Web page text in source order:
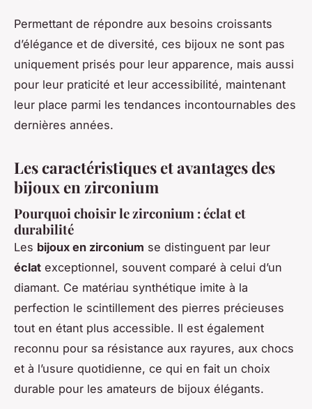
Permettant de répondre aux besoins croissants
d’élégance et de diversité, ces bijoux ne sont pas
uniquement prisés pour leur apparence, mais aussi
pour leur praticité et leur accessibilité, maintenant
leur place parmi les tendances incontournables des
dernières années.
Les caractéristiques et avantages des
bijoux en zirconium
Pourquoi choisir le zirconium : éclat et
durabilité
Les bijoux en zirconium se distinguent par leur
éclat exceptionnel, souvent comparé à celui d’un
diamant. Ce matériau synthétique imite à la
perfection le scintillement des pierres précieuses
tout en étant plus accessible. Il est également
reconnu pour sa résistance aux rayures, aux chocs
et à l’usure quotidienne, ce qui en fait un choix
durable pour les amateurs de bijoux élégants.